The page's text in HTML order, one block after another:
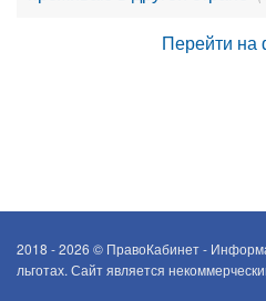
Перейти на
2018 - 2026 © ПравоКабинет -
льготах. Сайт является